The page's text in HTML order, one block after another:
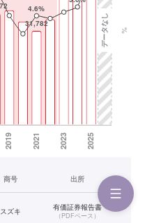
商号 出所
スズキ 有価証券報告書
（PDFベース）